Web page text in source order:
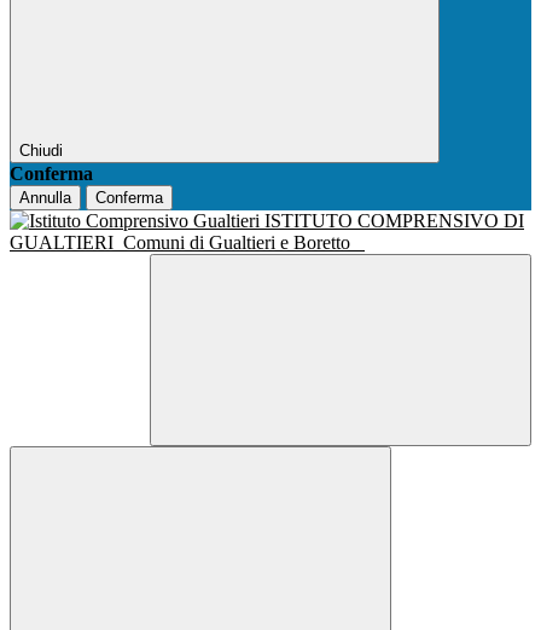
Chiudi
Conferma
Annulla Conferma
ISTITUTO COMPRENSIVO DI
GUALTIERI Comuni di Gualtieri e Boretto